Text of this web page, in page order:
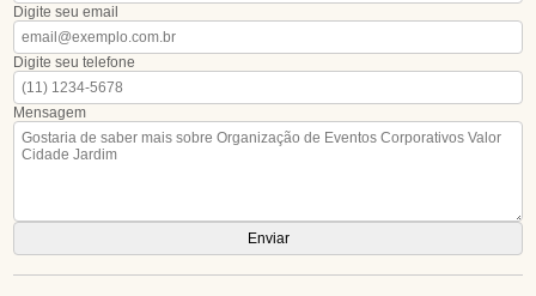
Digite seu email
Digite seu telefone
Mensagem